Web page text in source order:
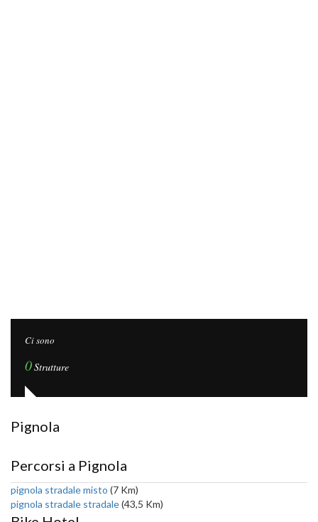
Ci sono
0Strutture
Pignola
Percorsi a Pignola
pignola stradale misto (7 Km)
pignola stradale stradale(43,5 Km)